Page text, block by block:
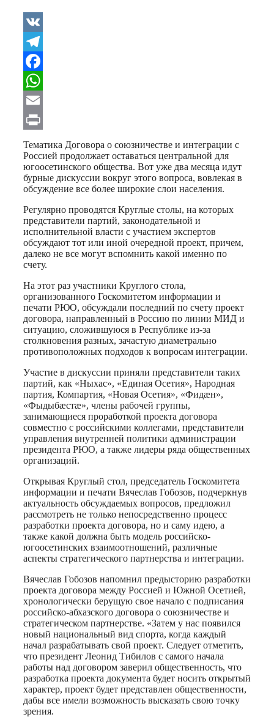
VK
Telegram
Facebook
WhatsApp
Email
Print
Тематика Договора о союзничестве и интеграции с
Россией продолжает оставаться центральной для
югоосетинского общества. Вот уже два месяца идут
бурные дискуссии вокруг этого вопроса, вовлекая в
обсуждение все более широкие слои населения.
Регулярно проводятся Круглые столы, на которых
представители партий, законодательной и
исполнительной власти с участием экспертов
обсуждают тот или иной очередной проект, причем,
далеко не все могут вспомнить какой именно по
счету.
На этот раз участники Круглого стола,
организованного Госкомитетом информации и
печати РЮО, обсуждали последний по счету проект
договора, направленный в Россию по линии МИД и
ситуацию, сложившуюся в Республике из-за
столкновения разных, зачастую диаметрально
противоположных подходов к вопросам интеграции.
Участие в дискуссии приняли представители таких
партий, как «Ныхас», «Единая Осетия», Народная
партия, Компартия, «Новая Осетия», «Фидæн»,
«Фыдыбæстæ», члены рабочей группы,
занимающиеся проработкой проекта договора
совместно с российскими коллегами, представители
управления внутренней политики администрации
президента РЮО, а также лидеры ряда общественных
организаций.
Открывая Круглый стол, председатель Госкомитета
информации и печати Вячеслав Гобозов, подчеркнув
актуальность обсуждаемых вопросов, предложил
рассмотреть не только непосредственно процесс
разработки проекта договора, но и саму идею, а
также какой должна быть модель российско-
югоосетинских взаимоотношений, различные
аспекты стратегического партнерства и интеграции.
Вячеслав Гобозов напомнил предысторию разработки
проекта договора между Россией и Южной Осетией,
хронологически берущую свое начало с подписания
российско-абхазского договора о союзничестве и
стратегическом партнерстве. «Затем у нас появился
новый национальный вид спорта, когда каждый
начал разрабатывать свой проект. Следует отметить,
что президент Леонид Тибилов с самого начала
работы над договором заверил общественность, что
разработка проекта документа будет носить открытый
характер, проект будет представлен общественности,
дабы все имели возможность высказать свою точку
зрения.